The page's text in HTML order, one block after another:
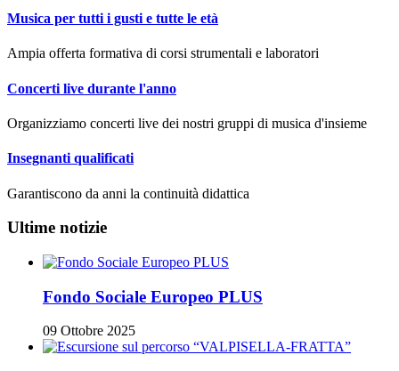
Musica per tutti i gusti e tutte le età
Ampia offerta formativa di corsi strumentali e laboratori
Concerti live durante l'anno
Organizziamo concerti live dei nostri gruppi di musica d'insieme
Insegnanti qualificati
Garantiscono da anni la continuità didattica
Ultime notizie
Fondo Sociale Europeo PLUS
09 Ottobre 2025